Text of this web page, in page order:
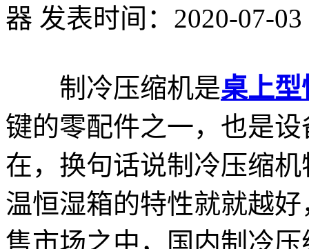
器 发表时间：2020-07-03
制冷压缩机是桌上
键的零配件之一，也是
在，换句话说制冷压缩
温恒湿箱的特性就就越
售市场之中，国内制冷